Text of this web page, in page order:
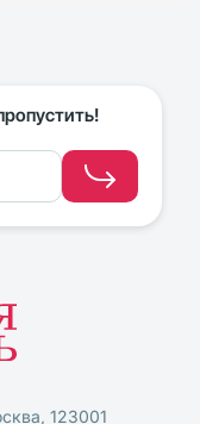
123001